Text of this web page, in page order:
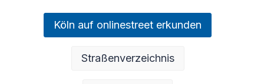
Köln auf onlinestreet erkunden
Straßenverzeichnis